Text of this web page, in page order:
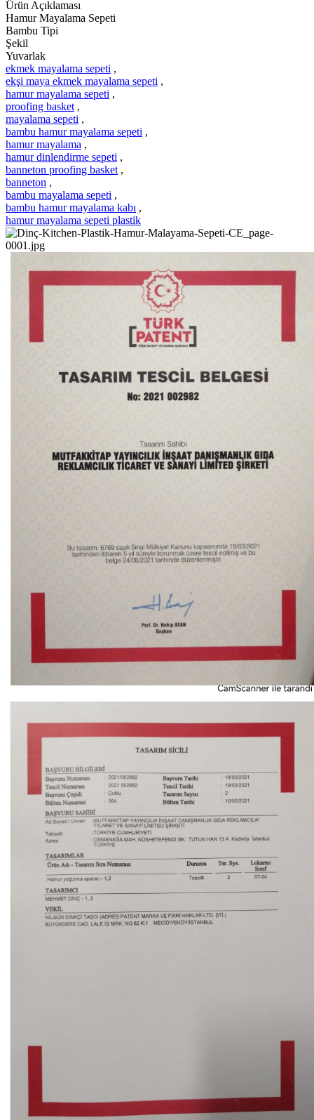
Ürün Açıklaması
Hamur Mayalama Sepeti
Bambu Tipi
Şekil
Yuvarlak
ekmek mayalama sepeti ,
ekşi maya ekmek mayalama sepeti ,
hamur mayalama sepeti ,
proofing basket ,
mayalama sepeti ,
bambu hamur mayalama sepeti ,
hamur mayalama ,
hamur dinlendirme sepeti ,
banneton proofing basket ,
banneton ,
bambu mayalama sepeti ,
bambu hamur mayalama kabı ,
hamur mayalama sepeti plastik